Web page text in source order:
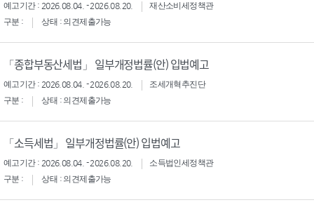
예고기간 : 2026.08.04. - 2026.08.20.
재산소비세정책관
구분 :
상태 : 의견제출가능
「종합부동산세법」 일부개정법률(안) 입법예고
예고기간 : 2026.08.04. - 2026.08.20.
조세개혁추진단
구분 :
상태 : 의견제출가능
「소득세법」 일부개정법률(안) 입법예고
예고기간 : 2026.08.04. - 2026.08.20.
소득법인세정책관
구분 :
상태 : 의견제출가능